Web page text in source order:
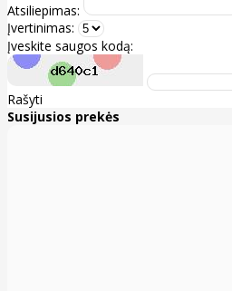
Atsiliepimas:
Įvertinimas:
Įveskite saugos kodą:
Rašyti
Susijusios prekės